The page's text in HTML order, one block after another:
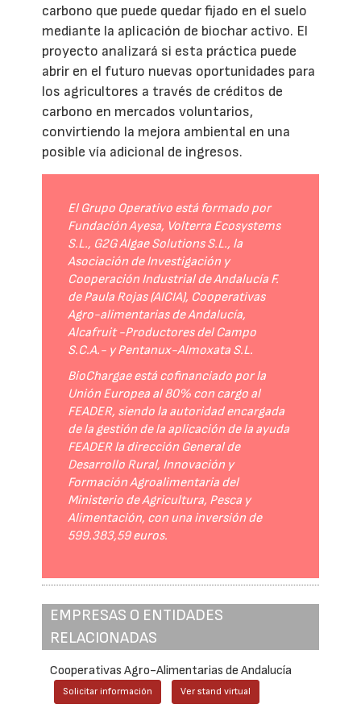
carbono que puede quedar fijado en el suelo
mediante la aplicación de biochar activo. El
proyecto analizará si esta práctica puede
abrir en el futuro nuevas oportunidades para
los agricultores a través de créditos de
carbono en mercados voluntarios,
convirtiendo la mejora ambiental en una
posible vía adicional de ingresos.
El Grupo Operativo está formado por
Fundación Ayesa, Volterra Ecosystems
S.L., G2G Algae Solutions S.L., la
Asociación de Investigación y
Cooperación Industrial de Andalucía F.
de Paula Rojas (AICIA), Cooperativas
Agro-alimentarias de Andalucía,
Alcafruit -Productores del Campo
S.C.A.- y Pentanux-Almoxata S.L.
BioChargae está cofinanciado por la
Unión Europea al 80% con cargo al
FEADER, siendo la autoridad encargada
de la gestión de la aplicación de la ayuda
FEADER la dirección General de
Desarrollo Rural, Innovación y
Formación Agroalimentaria del
Ministerio de Agricultura, Pesca y
Alimentación, con una inversión de
599.383,59 euros.
EMPRESAS O ENTIDADES
RELACIONADAS
Cooperativas Agro-Alimentarias de Andalucía
Solicitar información Ver stand virtual